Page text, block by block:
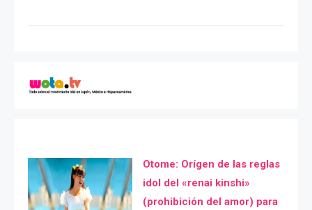
Otome: Orígen de las reglas
idol del «renai kinshi»
(prohibición del amor) para